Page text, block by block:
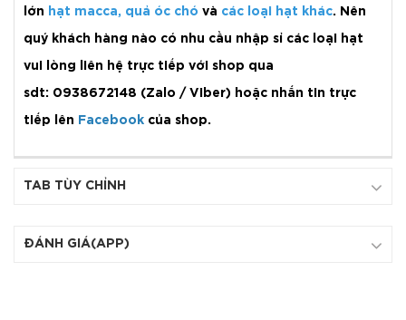
lớn hạt macca, quả óc chó và các loại hạt khác. Nên
quý khách hàng nào có nhu cầu nhập sỉ các loại hạt
vui lòng liên hệ trực tiếp với shop qua
sdt: 0938672148 (Zalo / Viber) hoặc nhắn tin trực
tiếp lên Facebook của shop.
TAB TÙY CHỈNH
ĐÁNH GIÁ(APP)